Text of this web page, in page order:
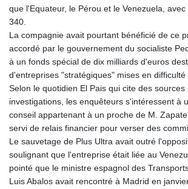
que l'Equateur, le Pérou et le Venezuela, avec
340.
La compagnie avait pourtant bénéficié de ce
accordé par le gouvernement du socialiste
à un fonds spécial de dix milliards d'euros
d'entreprises "stratégiques" mises en difficulté
Selon le quotidien El Pais qui cite des sources
investigations, les enquêteurs s'intéressent à
conseil appartenant à un proche de M.
servi de relais financier pour verser des
Le sauvetage de Plus Ultra avait outré
soulignant que l'entreprise était liée au
pointé que le ministre espagnol des
Luis Abalos avait rencontré à Madrid en